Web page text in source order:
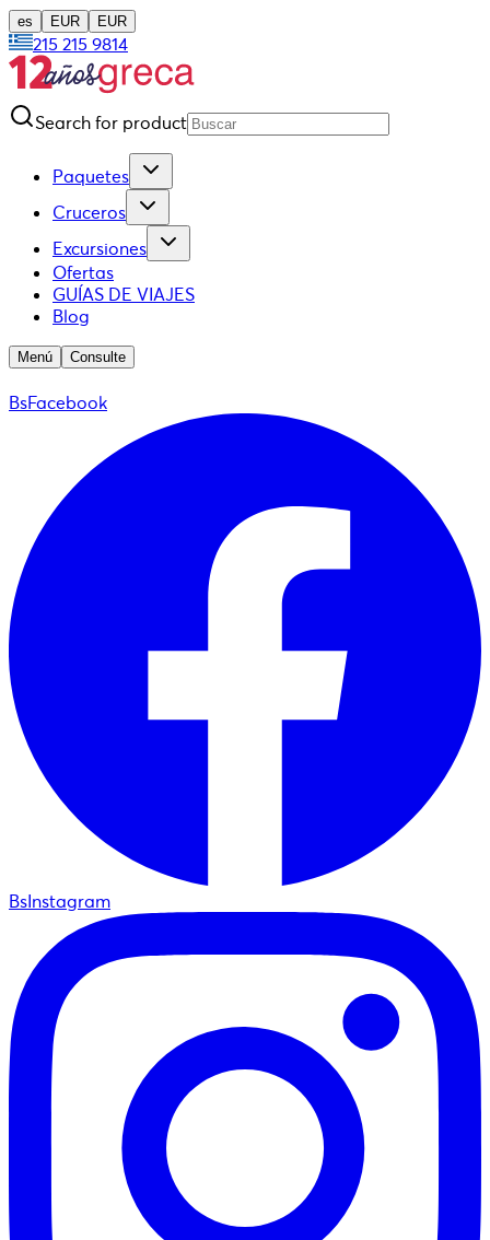
es EUR EUR
215 215 9814
Search for product
Paquetes
Cruceros
Excursiones
Ofertas
GUÍAS DE VIAJES
Blog
Menú Consulte
BsFacebook
BsInstagram